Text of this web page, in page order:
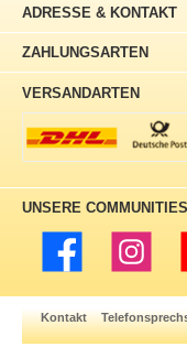
ADRESSE & KONTAKT
ZAHLUNGSARTEN
VERSANDARTEN
UNSERE COMMUNITIES
Facebook Instagram
Kontakt